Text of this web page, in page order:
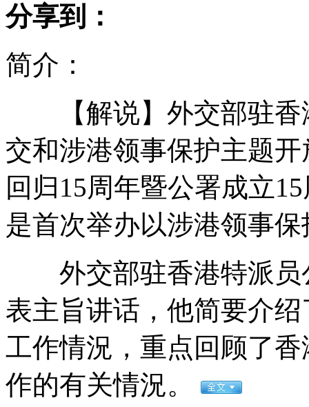
商务部驳知识产权保护环境恶化论
实拍阿坝泥石流掩埋工棚致6死
神舟九号任务全系统发射演练
电焊工被七根钢条穿透身体获急救
山西运城恶犬咬伤多人 警民合力深夜将其击毙
分享到：
简介：
【解说】外交部驻香
交和涉港领事保护主题
回归15周年暨公署成立
是首次举办以涉港领事
外交部驻香港特派员
表主旨讲话，他简要介
工作情況，重点回顾了
作的有关情況。